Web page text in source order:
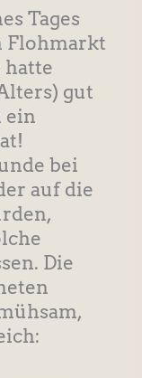
Tages
Flohmarkt
hatte
gut
ein
bei
auf die
Die